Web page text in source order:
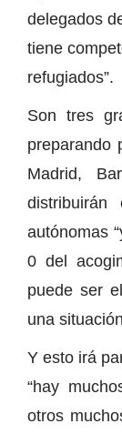
delegados
tiene
refugiados”.
Son tres
preparando
Madrid,
distribuirán
autónomas
0 del
puede ser
una
Y esto irá
“hay
otros